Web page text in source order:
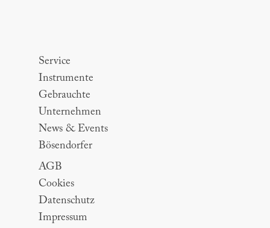
Service
Instrumente
Gebrauchte
Unternehmen
News & Events
Bösendorfer
AGB
Cookies
Datenschutz
Impressum